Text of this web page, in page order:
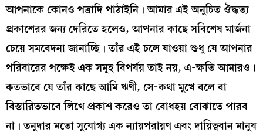
আপনাকে কোনও পত্রাদি পাঠাইনি। আমার এই অনুচিত ঔদ্ধত্য
প্রকাশেরর জন্য দেরিতে হলেও, আপনার কাছে সবিশেষ মার্জনা
চেয়ে সমবেদনা জানাচ্ছি। তাঁর এই চলে যাওয়া শুধু যে আপনার
পরিবারের পক্ষেই এক সমূহ বিপর্যয় তাই নয়, এ-ক্ষতি আমারও।
কতভাবে যে তাঁর কাছে আমি ঋণী, সে-কথা মুখে বলে বা
বিস্তারিতভাবে লিখে প্রকাশ করেও তা বোধহয় বোঝাতে পারব
না। তনুদার মতো সুযোগ্য এক ন্যায়পরায়ণ এবং দায়িত্ববান মানুষ